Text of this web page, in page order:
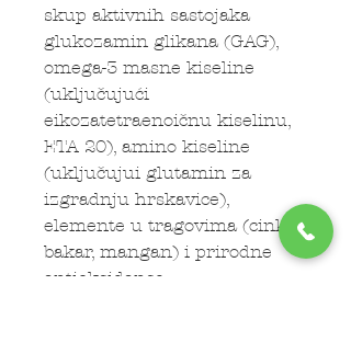
skup aktivnih sastojaka
glukozamin glikana (GAG),
omega-3 masne kiseline
(uključujući
eikozatetraenoičnu kiselinu,
ETA 20), amino kiseline
(uključujui glutamin za
izgradnju hrskavice),
elemente u tragovima (cink,
bakar, mangan) i prirodne
antioksidanse.